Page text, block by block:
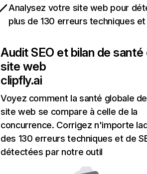
Analysez votre site web pour
plus de 130 erreurs techniques et
Audit SEO et bilan de santé
site web
clipfly.ai
Voyez comment la santé globale
site web se compare à celle de la
concurrence. Corrigez n'importe
des 130 erreurs techniques et de
détectées par notre outil